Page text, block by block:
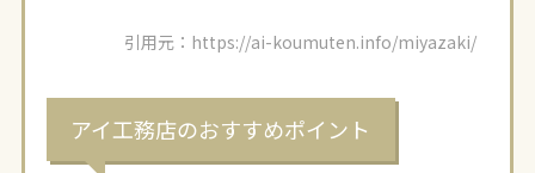
引用元：https://ai-koumuten.info/miyazaki/
アイ工務店のおすすめポイント